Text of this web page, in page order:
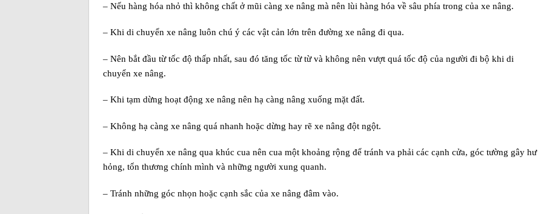
– Nếu hàng hóa nhỏ thì không chất ở mũi càng xe nâng mà nên lùi hàng hóa về sâu phía trong của xe nâng.
– Khi di chuyển xe nâng luôn chú ý các vật cản lớn trên đường xe nâng đi qua.
– Nên bắt đầu từ tốc độ thấp nhất, sau đó tăng tốc từ từ và không nên vượt quá tốc độ của người đi bộ khi di
chuyển xe nâng.
– Khi tạm dừng hoạt động xe nâng nên hạ càng nâng xuống mặt đất.
– Không hạ càng xe nâng quá nhanh hoặc dừng hay rẽ xe nâng đột ngột.
– Khi di chuyển xe nâng qua khúc cua nên cua một khoảng rộng để tránh va phải các cạnh cửa, góc tường gây hư
hỏng, tổn thương chính mình và những người xung quanh.
– Tránh những góc nhọn hoặc cạnh sắc của xe nâng đâm vào.